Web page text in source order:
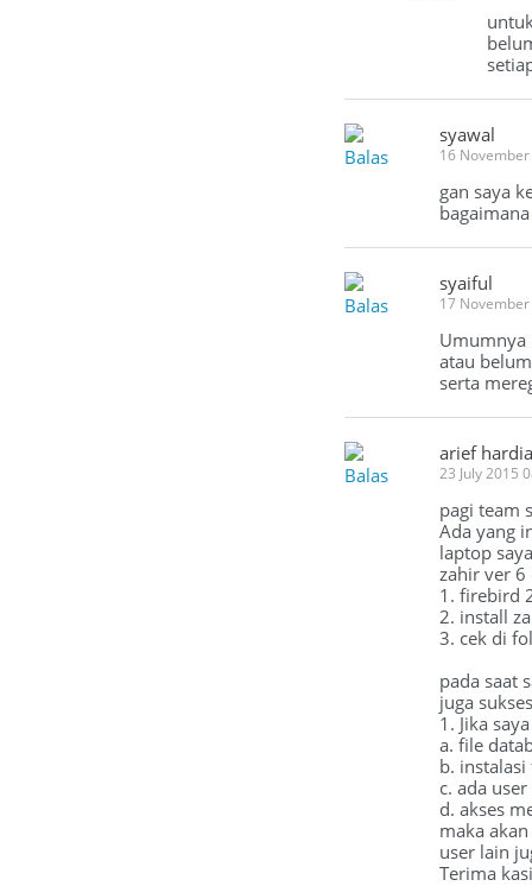
Balas
syawal
16
gan saya
Balas
syaiful
17
Umumnya
atau
serta
Balas
arief
23 July 2015
pagi team
Ada yang
laptop
zahir ver 6
1. firebird
2. install
3. cek di
pada saat
juga
1. Jika
a. file
b.
c. ada
d. akses
maka
user lain
Terima